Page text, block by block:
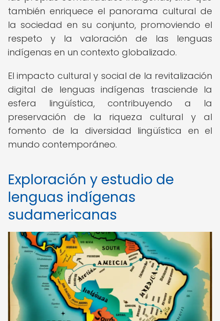
también enriquece el panorama cultural de
la sociedad en su conjunto, promoviendo el
respeto y la valoración de las lenguas
indígenas en un contexto globalizado.
El impacto cultural y social de la revitalización
digital de lenguas indígenas trasciende la
esfera lingüística, contribuyendo a la
preservación de la riqueza cultural y al
fomento de la diversidad lingüística en el
mundo contemporáneo.
Exploración y estudio de
lenguas indígenas
sudamericanas